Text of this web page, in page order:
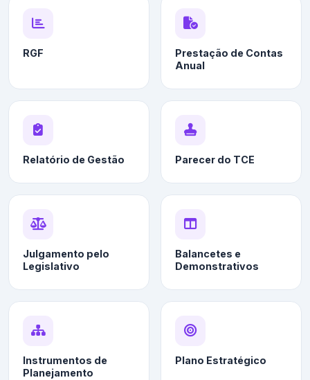
RGF
Prestação de Contas
Anual
Relatório de Gestão Parecer do TCE
Julgamento pelo
Legislativo
Balancetes e
Demonstrativos
Instrumentos de
Planejamento
Plano Estratégico